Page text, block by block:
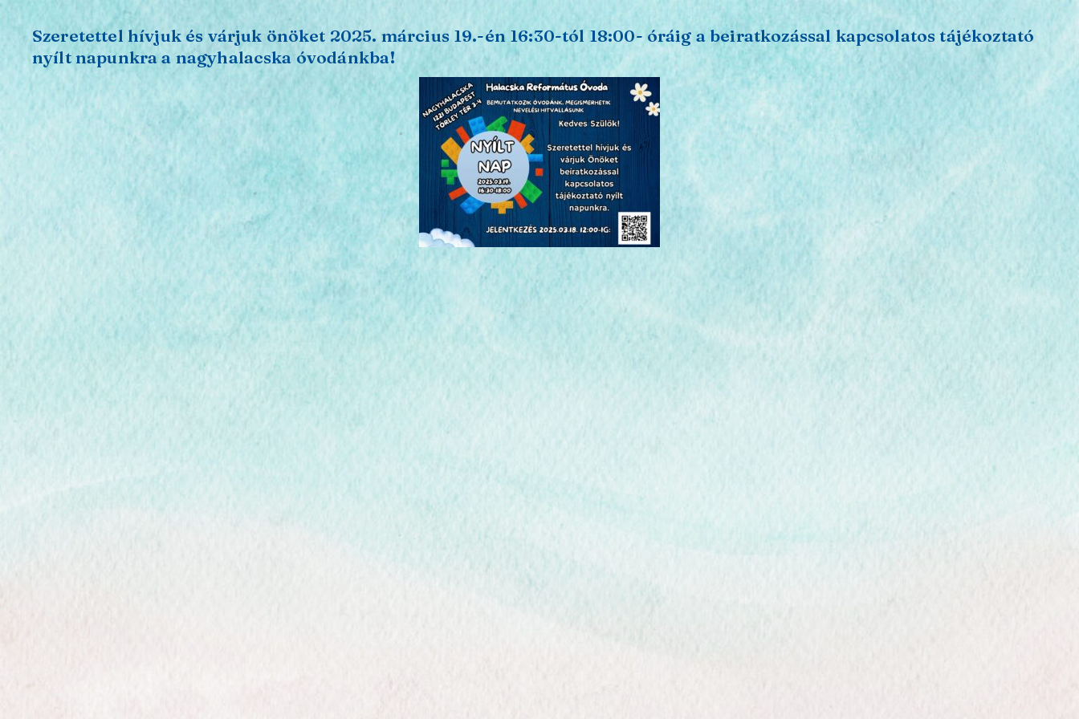
Szeretettel hívjuk és várjuk önöket 2025. március 19.-én 16:30-tól 18:00- óráig a beiratkozással kapcsolatos tájékoztató
nyílt napunkra a nagyhalacska óvodánkba!